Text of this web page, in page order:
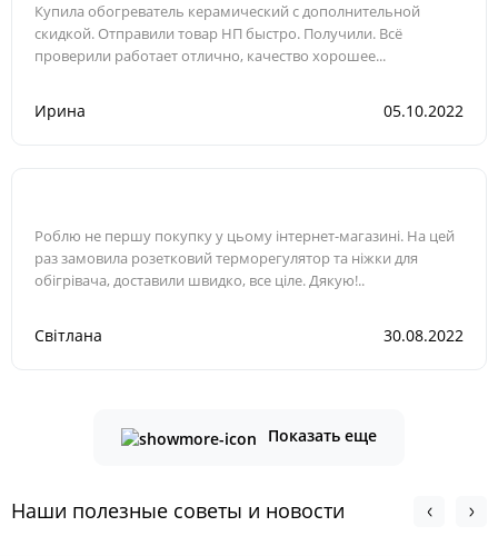
Купила обогреватель керамический с дополнительной
скидкой. Отправили товар НП быстро. Получили. Всё
проверили работает отлично, качество хорошее...
Ирина 05.10.2022
Роблю не першу покупку у цьому інтернет-магазині. На цей
раз замовила розетковий терморегулятор та ніжки для
обігрівача, доставили швидко, все ціле. Дякую!..
Світлана 30.08.2022
Показать еще
Наши полезные советы и новости